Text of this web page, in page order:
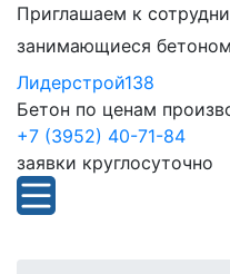
Приглашаем к
занимающиеся бетоном
Лидерстрой138
Бетон по ценам
+7 (3952) 40-71-84
заявки круглосуточно